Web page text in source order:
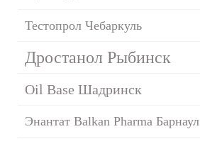
Тестопрол Чебаркуль
Дростанол Рыбинск
Oil Base Шадринск
Энантат Balkan Pharma Барнаул